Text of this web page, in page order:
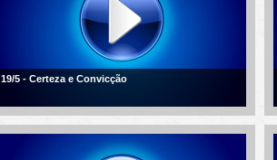
19/5 - Certeza e Convicção